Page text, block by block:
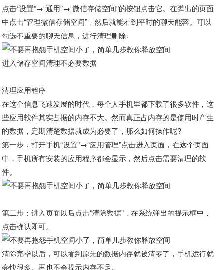
点击“设置”→“通用”→“微信存储空间”的按钮点击它。在弹出的页面
中点击“管理微信存储空间”，然后就能看到平时的聊天能容。可以
勾选不重要的聊天信息，进行清理删除。
进入储存空间清理不必要数据
清理应用程序
在这个信息飞速发展的时代，每个人手机里都下载了很多软件，这
些应用软件其实占据的内存不大。然而真正占内存的是使用时产生
的数据，定期清楚数据就成为必要了，那么如何操作呢?
第一步：打开手机“设置”→“应用管理”点击进入页面，在这个页面
中，手机所有安装的应用程序都会显示，然后点击需要清理的软
件。
第二步：进入页面以后点击“清除数据”，在系统弹出的提示框中，
点击确认即可。
清除完毕以后，可以看到原先的数据内存就被清零了，手机运行就
会快很多。再也不会提示内存不足。